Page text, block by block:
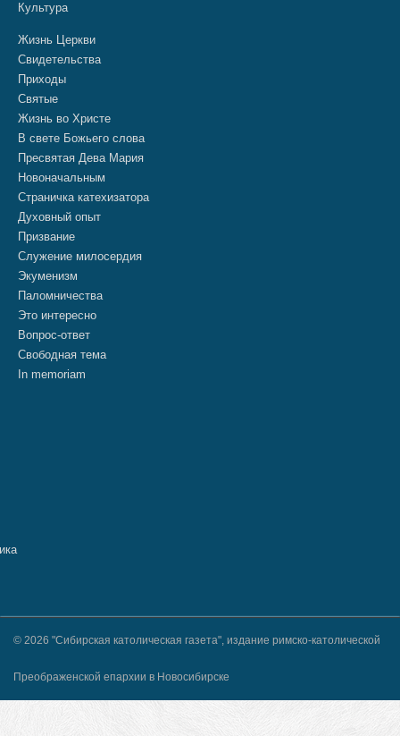
Культура
Жизнь Церкви
Свидетельства
Приходы
Святые
Жизнь во Христе
В свете Божьего слова
Пресвятая Дева Мария
Новоначальным
Страничка катехизатора
Духовный опыт
Призвание
Служение милосердия
Экуменизм
Паломничества
Это интересно
Вопрос-ответ
Свободная тема
In memoriam
© 2026 "Сибирская католическая газета", издание римско-католической
Преображенской епархии в Новосибирске